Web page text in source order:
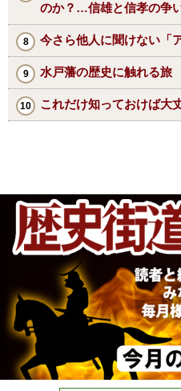
のか？…信雄と信孝の争
今さら他人に聞けない「
水戸藩の歴史に触れる旅
これだけ知っておけば大